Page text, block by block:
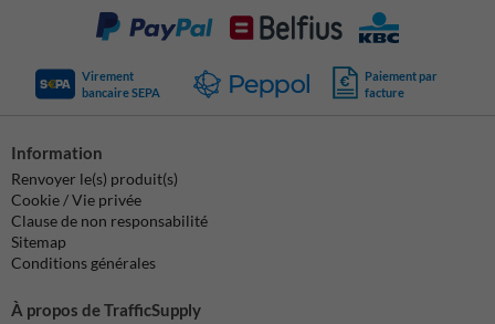
Virement
bancaire SEPA
Paiement par
facture
Information
Renvoyer le(s) produit(s)
Cookie / Vie privée
Clause de non responsabilité
Sitemap
Conditions générales
À propos de TrafficSupply